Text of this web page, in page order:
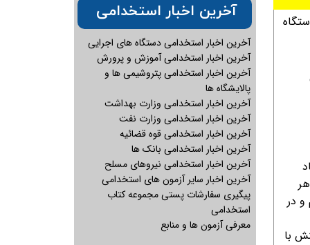
در
با
آخرین اخبار استخدامی دستگاه های اجرایی
آخرین اخبار استخدامی آموزش و پرورش
آخرین اخبار استخدامی پتروشیمی ها و
پالایشگاه ها
آخرین اخبار استخدامی وزارت بهداشت
آخرین اخبار استخدامی وزارت نفت
آخرین اخبار استخدامی قوه قضائیه
آخرین اخبار استخدامی بانک ها
آخرین اخبار استخدامی نیروهای مسلح
آخرین اخبار سایر آزمون های استخدامی
پیگیری سفارشات پستی مجموعه کتاب
استخدامی
معرفی آزمون ها و منابع
آخرین اخبار استخدامی